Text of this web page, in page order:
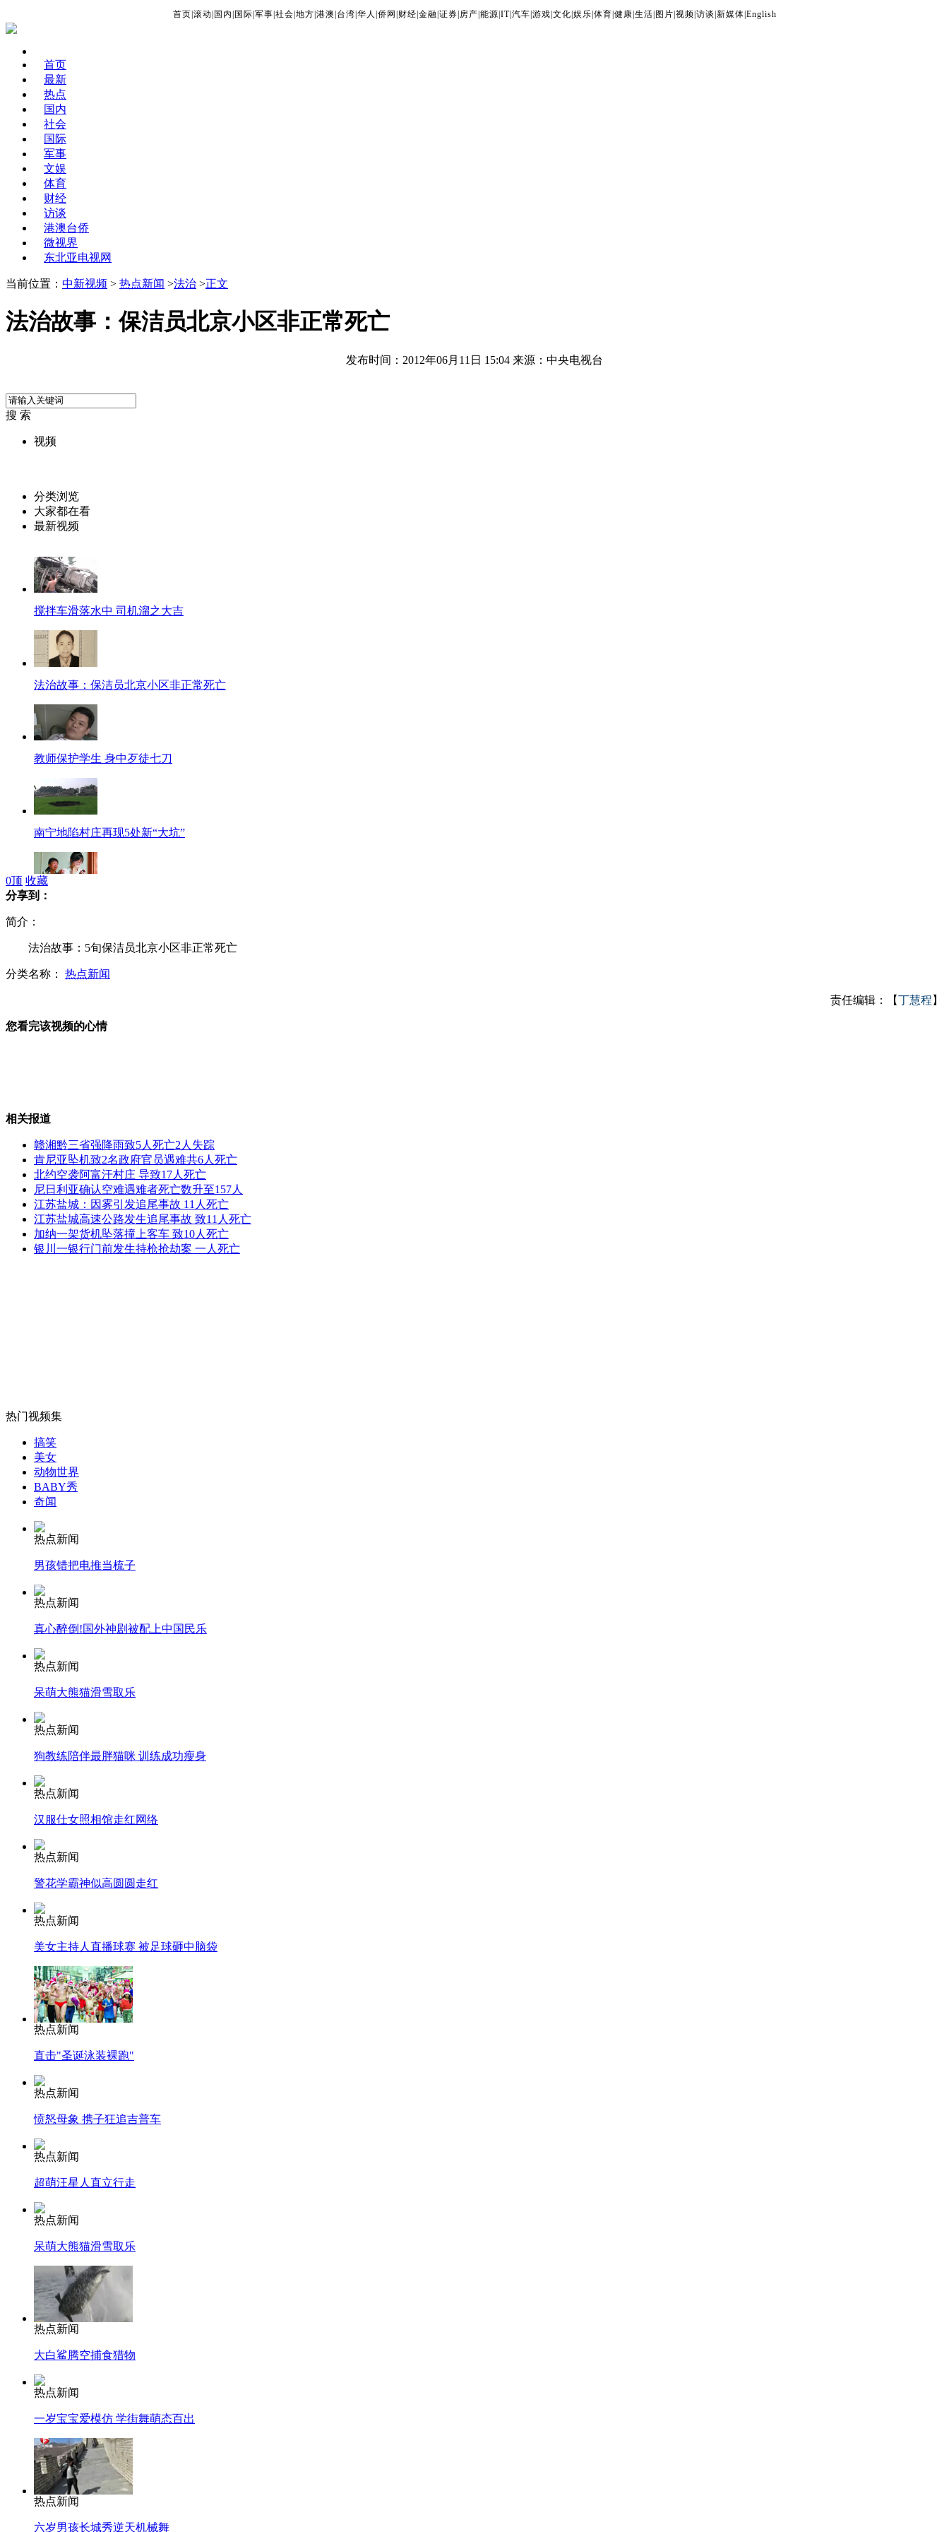
首页 滚动 国内 国际 军事 社会 地方 港澳 台湾 华人 侨网 财经 金融 证券 房产 能源 IT| 汽车 游戏 文化 娱乐 体育 健康 生活 图片 视频 访谈 新媒体 English
首页
最新
热点
国内
社会
国际
军事
文娱
体育
财经
访谈
港澳台侨
微视界
东北亚电视网
当前位置： 中新视频 > 热点新闻 >法治 >正文
法治故事：保洁员北京小区非正常死亡
发布时间：2012年06月11日 15:04 来源：中央电视台
搜 索
视频
分类浏览
大家都在看
最新视频
搅拌车滑落水中 司机溜之大吉
法治故事：保洁员北京小区非正常死亡
教师保护学生 身中歹徒七刀
南宁地陷村庄再现5处新“大坑”
慈宁宫将开放 故宫开放面积将达76%
当iPad、iPhone下了油锅……
北极熊发怒 朝游客砸石头
无痛分娩是否安全 医生回应
外交部：反对强权政治霸凌主义
外交部：有关国家言论片面不公正
走！跟着总书记去植树
纽约上演“枕头大战”
0顶 收藏
分享到：
简介：
法治故事：5旬保洁员北京小区非正常死亡
分类名称： 热点新闻
责任编辑：【丁慧程 】
您看完该视频的心情
相关报道
赣湘黔三省强降雨致5人死亡2人失踪
肯尼亚坠机致2名政府官员遇难共6人死亡
北约空袭阿富汗村庄 导致17人死亡
尼日利亚确认空难遇难者死亡数升至157人
江苏盐城：因雾引发追尾事故 11人死亡
江苏盐城高速公路发生追尾事故 致11人死亡
加纳一架货机坠落撞上客车 致10人死亡
银川一银行门前发生持枪抢劫案 一人死亡
热门视频集
搞笑
美女
动物世界
BABY秀
奇闻
热点新闻
男孩错把电推当梳子
热点新闻
真心醉倒!国外神剧被配上中国民乐
热点新闻
呆萌大熊猫滑雪取乐
热点新闻
狗教练陪伴最胖猫咪 训练成功瘦身
热点新闻
汉服仕女照相馆走红网络
热点新闻
警花学霸神似高圆圆走红
热点新闻
美女主持人直播球赛 被足球砸中脑袋
热点新闻
直击"圣诞泳装裸跑"
热点新闻
愤怒母象 携子狂追吉普车
热点新闻
超萌汪星人直立行走
热点新闻
呆萌大熊猫滑雪取乐
热点新闻
大白鲨腾空捕食猎物
热点新闻
一岁宝宝爱模仿 学街舞萌态百出
热点新闻
六岁男孩长城秀逆天机械舞